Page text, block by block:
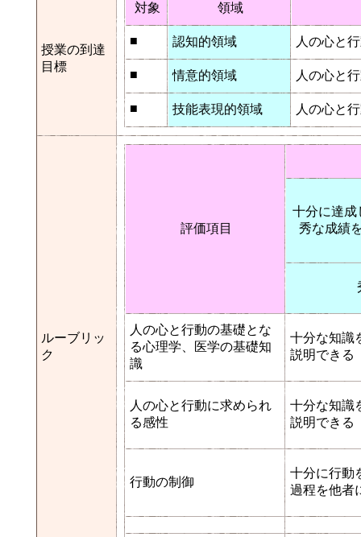
授業の到達
目標
対象 領域
■ 認知的領域 人の心と
■ 情意的領域 人の心と
■ 技能表現的領域 人の心と
ルーブリッ
ク
評価項目
十分に達成
秀な成績
人の心と行動の基礎とな
る心理学、医学の基礎知
識
十分な知識
説明できる
人の心と行動に求められ
る感性
十分な知識
説明できる
行動の制御
十分に行動
過程を他者